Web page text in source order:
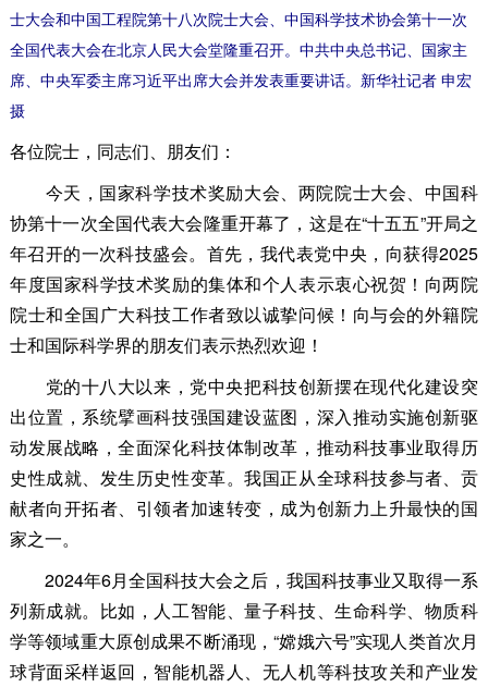
士大会和中国工程院第十八次院士大会、中国科学技术协会第十一次
全国代表大会在北京人民大会堂隆重召开。中共中央总书记、国家主
席、中央军委主席习近平出席大会并发表重要讲话。新华社记者 申宏
摄
各位院士，同志们、朋友们：
今天，国家科学技术奖励大会、两院院士大会、中国科
协第十一次全国代表大会隆重开幕了，这是在“十五五”开局之
年召开的一次科技盛会。首先，我代表党中央，向获得2025
年度国家科学技术奖励的集体和个人表示衷心祝贺！向两院
院士和全国广大科技工作者致以诚挚问候！向与会的外籍院
士和国际科学界的朋友们表示热烈欢迎！
党的十八大以来，党中央把科技创新摆在现代化建设突
出位置，系统擘画科技强国建设蓝图，深入推动实施创新驱
动发展战略，全面深化科技体制改革，推动科技事业取得历
史性成就、发生历史性变革。我国正从全球科技参与者、贡
献者向开拓者、引领者加速转变，成为创新力上升最快的国
家之一。
2024年6月全国科技大会之后，我国科技事业又取得一系
列新成就。比如，人工智能、量子科技、生命科学、物质科
学等领域重大原创成果不断涌现，“嫦娥六号”实现人类首次月
球背面采样返回，智能机器人、无人机等科技攻关和产业发